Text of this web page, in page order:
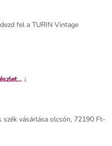
fel a TURIN Vintage
szék
↓
vásárlása olcsón, 72190 Ft-